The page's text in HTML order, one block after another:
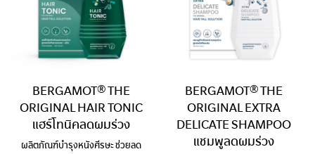
BERGAMOT® THE
ORIGINAL HAIR TONIC
แฮร์โทนิคลดผมร่วง
ผลิตภัณฑ์บำรุงหนังศีรษะ ช่วยลด
BERGAMOT® THE
ORIGINAL EXTRA
DELICATE SHAMPOO
แชมพูลดผมร่วง